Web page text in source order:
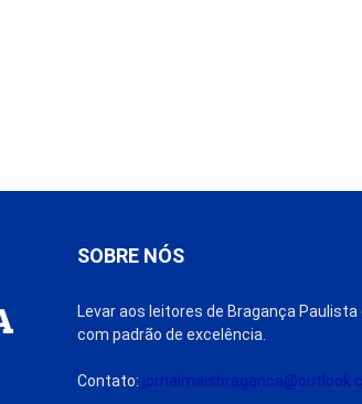
SOBRE NÓS
Levar aos leitores de Bragança
com padrão de excelência.
Contato: